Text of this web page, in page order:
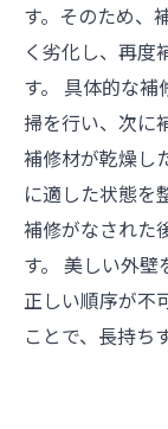
す。そのため、
く劣化し、再度
す。 具体的な
掃を行い、次に
補修材が乾燥し
に適した状態を
補修がなされた
す。 美しい外
正しい順序が不
ことで、長持ち